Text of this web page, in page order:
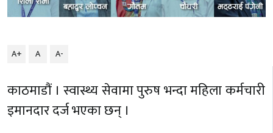
A+ A A-
काठमाडौं । स्वास्थ्य सेवामा पुरुष भन्दा महिला कर्मचारी
इमानदार दर्ज भएका छन् ।